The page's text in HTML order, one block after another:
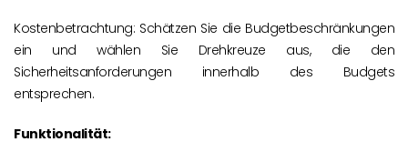
Kostenbetrachtung: Schätzen Sie die Budgetbeschränkungen
ein und wählen Sie Drehkreuze aus, die den
Sicherheitsanforderungen innerhalb des Budgets
entsprechen.
Funktionalität: